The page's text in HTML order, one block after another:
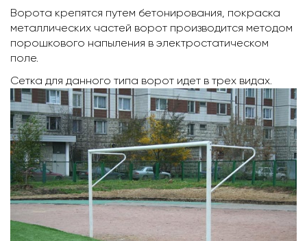
Ворота крепятся путем бетонирования, покраска
металлических частей ворот производится методом
порошкового напыления в электростатическом
поле.
Сетка для данного типа ворот идет в трех видах.